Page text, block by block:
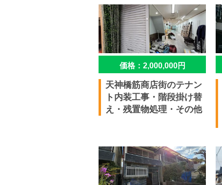
価格：2,000,000円
天神橋筋商店街のテナン
ト内装工事・階段掛け替
え・残置物処理・その他